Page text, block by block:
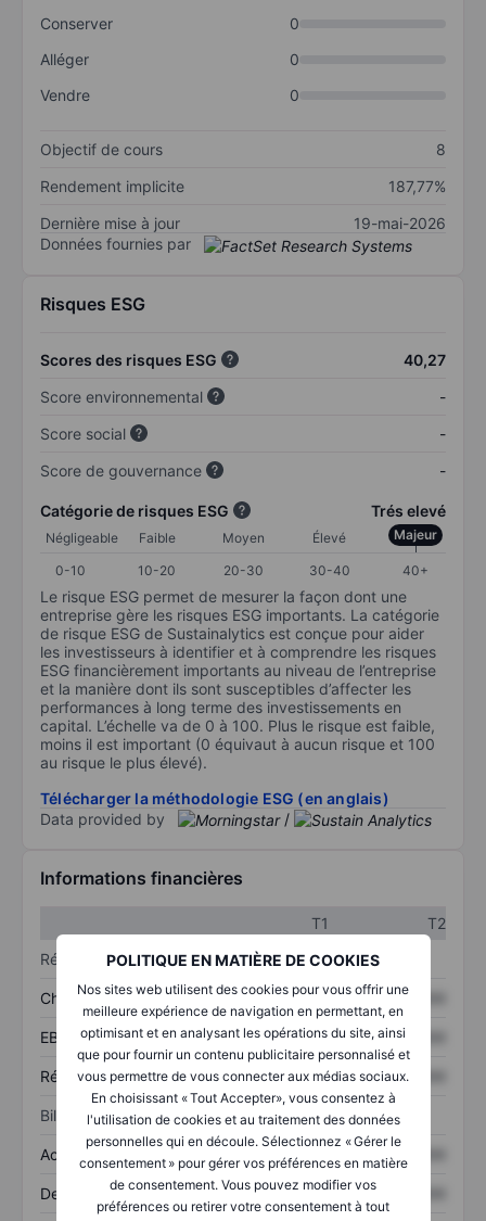
POLITIQUE EN MATIÈRE DE COOKIES
Nos sites web utilisent des cookies pour vous offrir une
meilleure expérience de navigation en permettant, en
optimisant et en analysant les opérations du site, ainsi
que pour fournir un contenu publicitaire personnalisé et
vous permettre de vous connecter aux médias sociaux.
En choisissant « Tout Accepter», vous consentez à
l'utilisation de cookies et au traitement des données
personnelles qui en découle. Sélectionnez « Gérer le
consentement » pour gérer vos préférences en matière
de consentement. Vous pouvez modifier vos
préférences ou retirer votre consentement à tout
Conserver
0
Alléger
0
Vendre
0
Objectif de cours
8
Rendement implicite
187,77%
Dernière mise à jour
19-mai-2026
Données fournies par
Risques ESG
Scores des risques ESG
40,27
Score environnemental
-
Score social
-
Score de gouvernance
-
Catégorie de risques ESG Trés elevé
Négligeable Faible Moyen Élevé Majeur
0-10 10-20 20-30 30-40 40+
Le risque ESG permet de mesurer la façon dont une
entreprise gère les risques ESG importants. La catégorie
de risque ESG de Sustainalytics est conçue pour aider
les investisseurs à identifier et à comprendre les risques
ESG financièrement importants au niveau de l’entreprise
et la manière dont ils sont susceptibles d’affecter les
performances à long terme des investissements en
capital. L’échelle va de 0 à 100. Plus le risque est faible,
moins il est important (0 équivaut à aucun risque et 100
au risque le plus élevé).
Télécharger la méthodologie ESG (en anglais)
Data provided by
/
Informations financières
T1
T2
Résultats
Chiffre d’affaires XXXXXXX XXXXXXX
EBITDA XXXXXXX XXXXXXX
Résultat net XXXXXXX XXXXXXX
Bilan
Actifs totaux XXXXXXX XXXXXXX
Dette totale XXXXXXX